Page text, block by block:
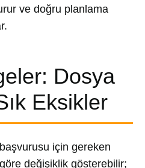
ve doğru planlama
Dosya
Eksikler
için gereken
değişiklik gösterebilir;